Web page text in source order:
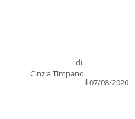
di
Cinzia Timpano
il 07/08/2026